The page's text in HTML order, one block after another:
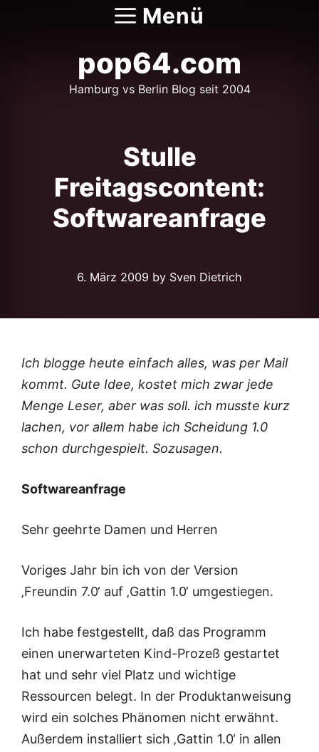
Menü
pop64.com
Hamburg vs Berlin Blog seit 2004
Stulle
Freitagscontent:
Softwareanfrage
6. März 2009 by Sven Dietrich
Ich blogge heute einfach alles, was per Mail
kommt. Gute Idee, kostet mich zwar jede
Menge Leser, aber was soll. ich musste kurz
lachen, vor allem habe ich Scheidung 1.0
schon durchgespielt. Sozusagen.
Softwareanfrage
Sehr geehrte Damen und Herren
Voriges Jahr bin ich von der Version
‚Freundin 7.0‘ auf ‚Gattin 1.0‘ umgestiegen.
Ich habe festgestellt, daß das Programm
einen unerwarteten Kind-Prozeß gestartet
hat und sehr viel Platz und wichtige
Ressourcen belegt. In der Produktanweisung
wird ein solches Phänomen nicht erwähnt.
Außerdem installiert sich ‚Gattin 1.0‘ in allen